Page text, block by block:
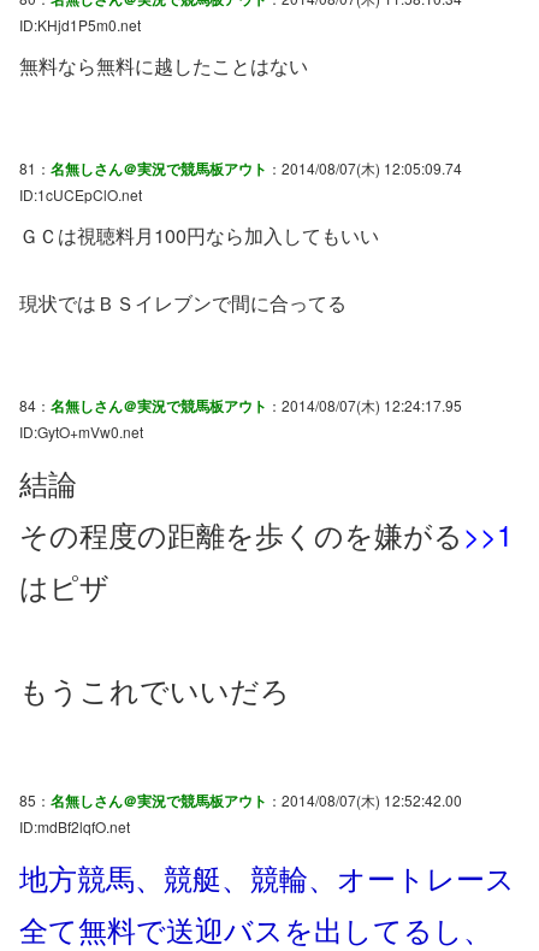
ID:KHjd1P5m0.net
無料なら無料に越したことはない
81： 名無しさん＠実況で競馬板アウト ：2014/08/07(木) 12:05:09.74
ID:1cUCEpClO.net
ＧＣは視聴料月100円なら加入してもいい
現状ではＢＳイレブンで間に合ってる
84： 名無しさん＠実況で競馬板アウト ：2014/08/07(木) 12:24:17.95
ID:GytO+mVw0.net
結論
その程度の距離を歩くのを嫌がる>>1
はピザ
もうこれでいいだろ
85： 名無しさん＠実況で競馬板アウト ：2014/08/07(木) 12:52:42.00
ID:mdBf2lqfO.net
地方競馬、競艇、競輪、オートレース
全て無料で送迎バスを出してるし、